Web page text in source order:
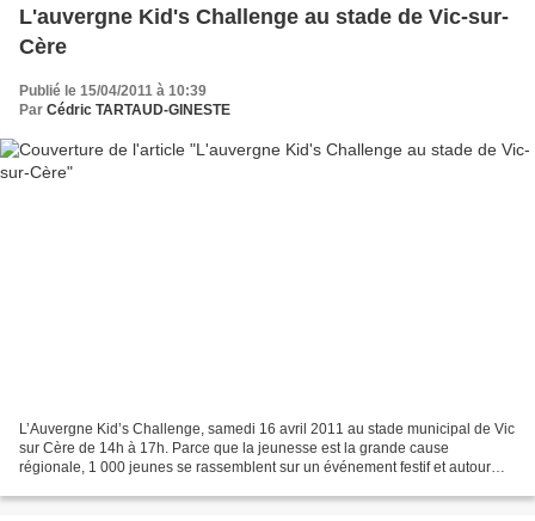
L'auvergne Kid's Challenge au stade de Vic-sur-
Cère
Publié le 15/04/2011 à 10:39
Par Cédric TARTAUD-GINESTE
L’Auvergne Kid’s Challenge, samedi 16 avril 2011 au stade municipal de Vic
sur Cère de 14h à 17h. Parce que la jeunesse est la grande cause
régionale, 1 000 jeunes se rassemblent sur un événement festif et autour